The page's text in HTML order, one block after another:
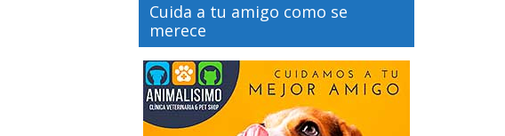
Cuida a tu amigo como se
merece